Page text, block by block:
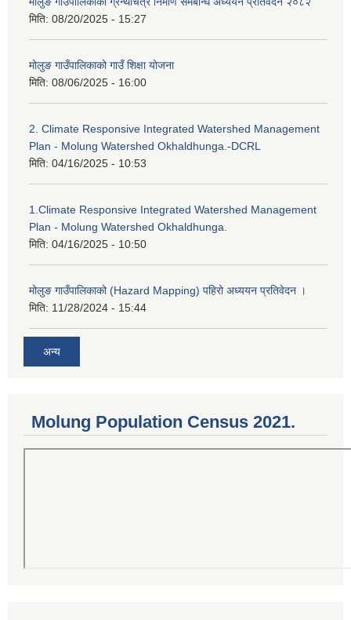
मिति: 08/20/2025 - 15:27
मोलुङ गाउँपालिकाको गाउँ शिक्षा योजना
मिति: 08/06/2025 - 16:00
2. Climate Responsive Integrated Watershed Management
Plan - Molung Watershed Okhaldhunga.-DCRL
मिति: 04/16/2025 - 10:53
1.Climate Responsive Integrated Watershed Management
Plan - Molung Watershed Okhaldhunga.
मिति: 04/16/2025 - 10:50
मोलुङ गाउँपालिकाको (Hazard Mapping) पहिरो अध्ययन प्रतिवेदन ।
मिति: 11/28/2024 - 15:44
अन्य
Molung Population Census 2021.